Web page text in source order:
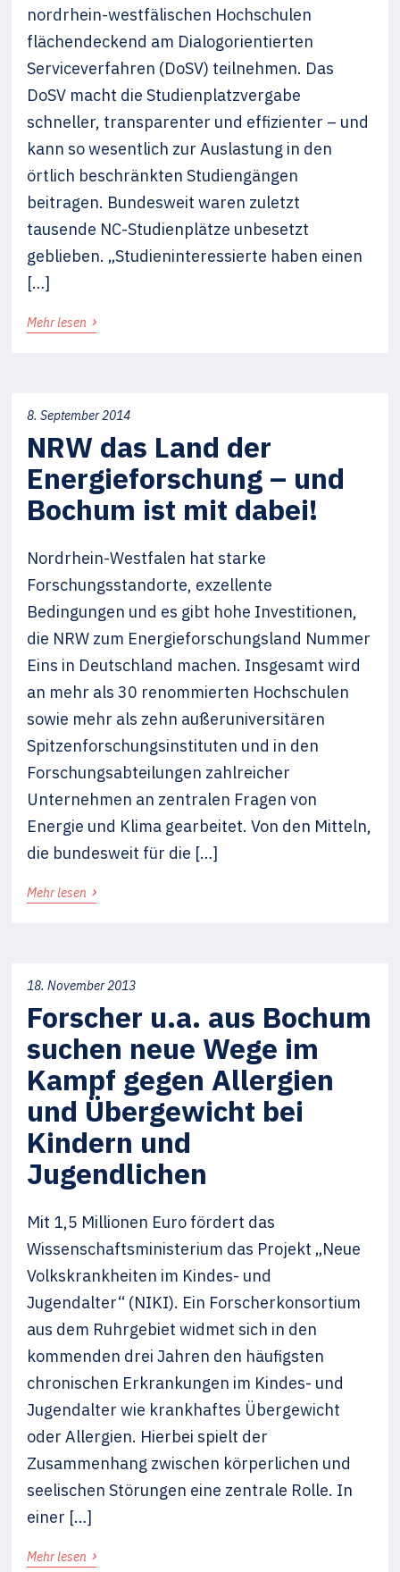
nordrhein-westfälischen Hochschulen
flächendeckend am Dialogorientierten
Serviceverfahren (DoSV) teilnehmen. Das
DoSV macht die Studienplatzvergabe
schneller, transparenter und effizienter – und
kann so wesentlich zur Auslastung in den
örtlich beschränkten Studiengängen
beitragen. Bundesweit waren zuletzt
tausende NC-Studienplätze unbesetzt
geblieben. „Studieninteressierte haben einen
[…]
Mehr lesen ›
8. September 2014
NRW das Land der
Energieforschung – und
Bochum ist mit dabei!
Nordrhein-Westfalen hat starke
Forschungsstandorte, exzellente
Bedingungen und es gibt hohe Investitionen,
die NRW zum Energieforschungsland Nummer
Eins in Deutschland machen. Insgesamt wird
an mehr als 30 renommierten Hochschulen
sowie mehr als zehn außeruniversitären
Spitzenforschungsinstituten und in den
Forschungsabteilungen zahlreicher
Unternehmen an zentralen Fragen von
Energie und Klima gearbeitet. Von den Mitteln,
die bundesweit für die […]
Mehr lesen ›
18. November 2013
Forscher u.a. aus Bochum
suchen neue Wege im
Kampf gegen Allergien
und Übergewicht bei
Kindern und
Jugendlichen
Mit 1,5 Millionen Euro fördert das
Wissenschaftsministerium das Projekt „Neue
Volkskrankheiten im Kindes- und
Jugendalter“ (NIKI). Ein For­scherkonsortium
aus dem Ruhrgebiet widmet sich in den
kommenden drei Jahren den häufigsten
chronischen Erkrankungen im Kindes- und
Jugendalter wie krankhaftes Übergewicht
oder Allergien. Hierbei spielt der
Zusammenhang zwischen körperlichen und
seelischen Störungen eine zentrale Rolle. In
einer […]
Mehr lesen ›